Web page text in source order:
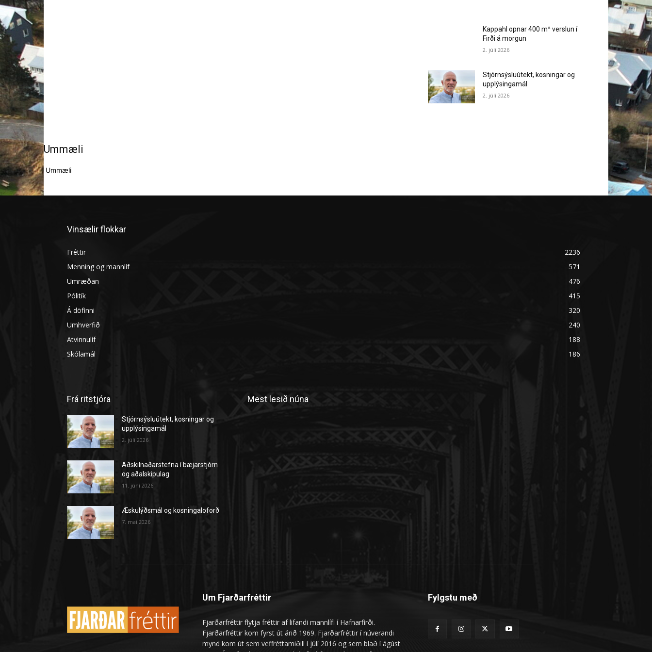
Kappahl opnar 400 m² verslun í
Firði á morgun
2. júlí 2026
Stjórnsýsluútekt, kosningar og
upplýsingamál
2. júlí 2026
Ummæli
Ummæli
Vinsælir flokkar
Fréttir
2236
Menning og mannlíf
571
Umræðan
476
Pólitík
415
Á döfinni
320
Umhverfið
240
Atvinnulíf
188
Skólamál
186
Frá ritstjóra
Stjórnsýsluútekt, kosningar og
upplýsingamál
2. júlí 2026
Aðskilnaðarstefna í bæjarstjórn
og aðalskipulag
11. júní 2026
Æskulýðsmál og kosningaloforð
7. maí 2026
Mest lesið núna
Um Fjarðarfréttir
Fjarðarfréttir flytja fréttir af lifandi mannlífi í Hafnarfirði.
Fjarðarfréttir kom fyrst út árið 1969. Fjarðarfréttir í núverandi
mynd kom út sem veffréttamiðill í júlí 2016 og sem blað í ágúst
Fylgstu með